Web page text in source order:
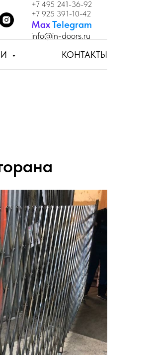
+7 495 241-36-92
+7 925 391-10-42
МахTelegram
info@in-doors.ru
КОНТАКТЫ